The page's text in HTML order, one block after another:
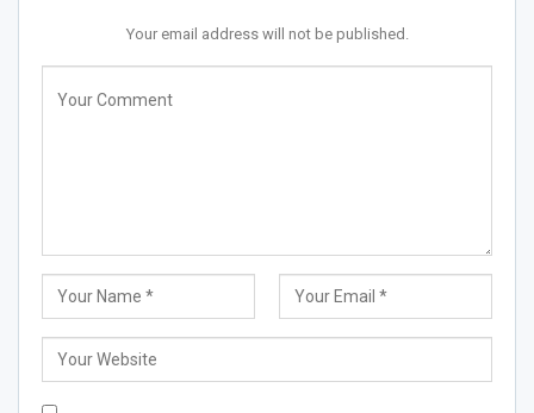
Your email address will not be published.